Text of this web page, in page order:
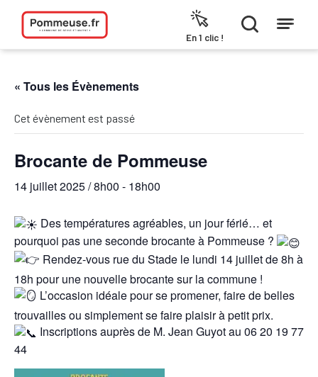
Aller au contenu
En 1 clic !
« Tous les Évènements
Cet évènement est passé
Brocante de Pommeuse
14 juillet 2025 / 8h00 - 18h00
Des températures agréables, un jour férié… et
pourquoi pas une seconde brocante à Pommeuse ?
Rendez-vous rue du Stade le lundi 14 juillet de 8h à
18h pour une nouvelle brocante sur la commune !
L’occasion idéale pour se promener, faire de belles
trouvailles ou simplement se faire plaisir à petit prix.
Inscriptions auprès de M. Jean Guyot au 06 20 19 77
44